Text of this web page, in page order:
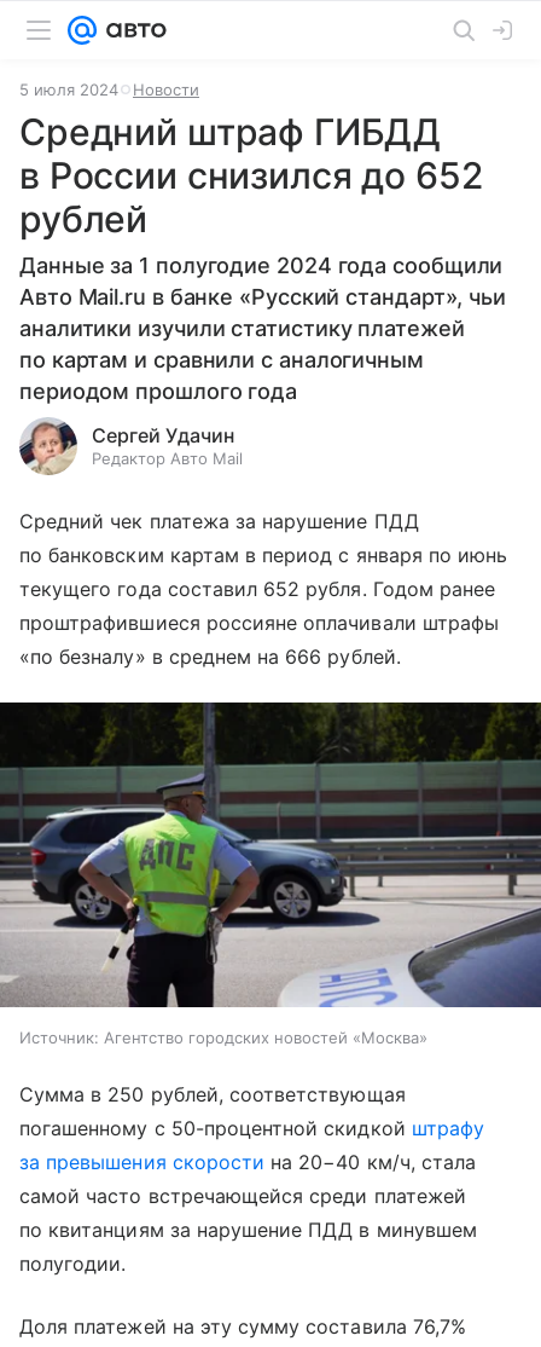
5 июля 2024 Новости
Средний штраф ГИБДД
в России снизился до 652
рублей
Данные за 1 полугодие 2024 года сообщили
Авто Mail.ru в банке «Русский стандарт», чьи
аналитики изучили статистику платежей
по картам и сравнили с аналогичным
периодом прошлого года
Сергей Удачин
Редактор Авто Mail
Средний чек платежа за нарушение ПДД
по банковским картам в период с января по июнь
текущего года составил 652 рубля. Годом ранее
проштрафившиеся россияне оплачивали штрафы
«по безналу» в среднем на 666 рублей.
Источник: Агентство городских новостей «Москва»
Сумма в 250 рублей, соответствующая
погашенному с 50-процентной скидкой штрафу
за превышения скорости на 20−40 км/ч, стала
самой часто встречающейся среди платежей
по квитанциям за нарушение ПДД в минувшем
полугодии.
Доля платежей на эту сумму составила 76,7%